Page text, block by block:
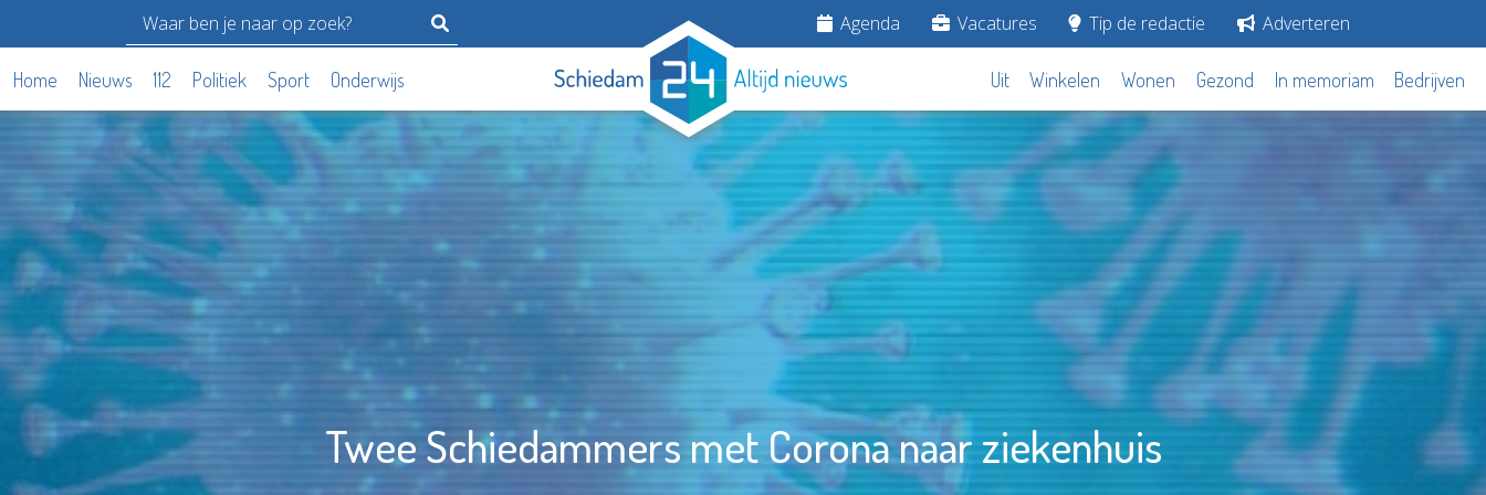
Agenda Vacatures Tip de redactie Adverteren
Home Nieuws 112 Politiek Sport Onderwijs Uit Winkelen Wonen Gezond In memoriam Bedrijven
Twee Schiedammers met Corona naar ziekenhuis